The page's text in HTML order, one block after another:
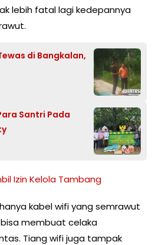
lebih fatal lagi kedepannya
di Bangkalan,
Santri Pada
Izin Kelola Tambang
kabel wifi yang semrawut
membuat celaka
Tiang wifi juga tampak